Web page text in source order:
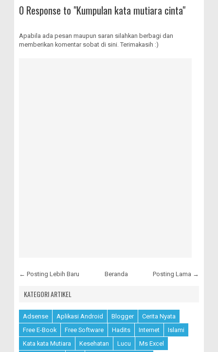
0 Response to "Kumpulan kata mutiara cinta"
Apabila ada pesan maupun saran silahkan berbagi dan
memberikan komentar sobat di sini. Terimakasih :)
← Posting Lebih Baru Posting Lama →
Beranda
KATEGORI ARTIKEL
Adsense Aplikasi Android Blogger
Cerita Nyata
Free E-Book
Free Software Hadits Internet
Islami
Kata kata Mutiara
Kesehatan Lucu
Ms Excel